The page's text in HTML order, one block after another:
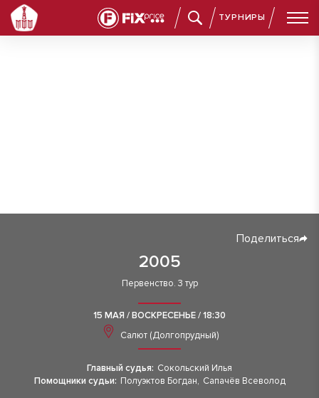
ТУРНИРЫ
2005
Поделиться
Первенство. 3 тур
15 МАЯ / ВОСКРЕСЕНЬЕ / 18:30
Салют (Долгопрудный)
Главный судья: Сокольский Илья
Помощники судьи: Полуэктов Богдан, Сапачёв Всеволод